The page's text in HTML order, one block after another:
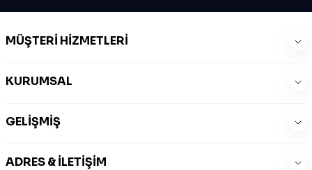
MÜŞTERI HIZMETLERI
KURUMSAL
GELIŞMIŞ
ADRES & İLETIŞIM